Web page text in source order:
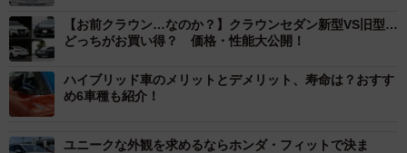
【お前クラウン…なのか？】クラウンセダン新型VS旧型…
どっちがお買い得？ 価格・性能大公開！
ハイブリッド車のメリットとデメリット、寿命は？おすす
め6車種も紹介！
ユニークな外観を求めるならホンダ・フィットで決ま